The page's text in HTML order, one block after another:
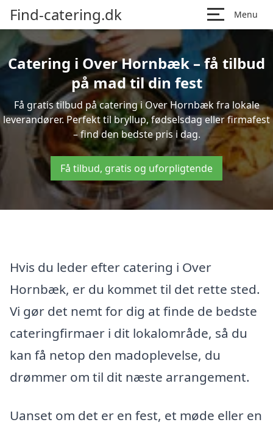
Find-catering.dk Menu
Catering i Over Hornbæk – få tilbud
på mad til din fest
Få gratis tilbud på catering i Over Hornbæk fra lokale
leverandører. Perfekt til bryllup, fødselsdag eller firmafest
– find den bedste pris i dag.
Få tilbud, gratis og uforpligtende
Hvis du leder efter catering i Over
Hornbæk, er du kommet til det rette sted.
Vi gør det nemt for dig at finde de bedste
cateringfirmaer i dit lokalområde, så du
kan få netop den madoplevelse, du
drømmer om til dit næste arrangement.
Uanset om det er en fest, et møde eller en